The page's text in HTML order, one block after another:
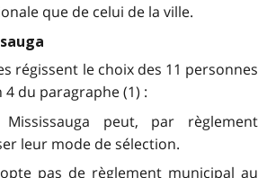
que de celui de la ville.
régissent le choix des 11 personnes
du paragraphe (1) :
peut, par règlement
leur mode de sélection.
pas de règlement municipal au